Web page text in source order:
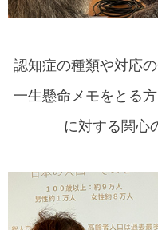
認知症の種類や対応
一生懸命メモをとる
に対する関心